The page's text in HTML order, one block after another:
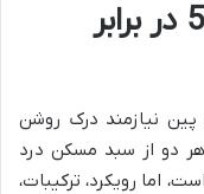
مقایسه جامع: مگافن 500 در برابر
مگافن پین نیازمند درک روشن
دو از سبد مسکن درد
اما رویکرد، ترکیبات،